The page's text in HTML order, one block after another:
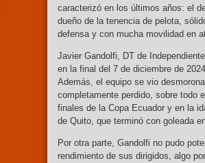
caracterizó en los últimos años: el
dueño de la tenencia de pelota,
defensa y con mucha movilidad en
Javier Gandolfi, DT de
en la final del 7 de diciembre de
Además, el equipo se vio
completamente perdido, sobre todo
finales de la Copa Ecuador y en la
de Quito, que terminó con goleada
Por otra parte, Gandolfi no pudo
rendimiento de sus dirigidos, algo